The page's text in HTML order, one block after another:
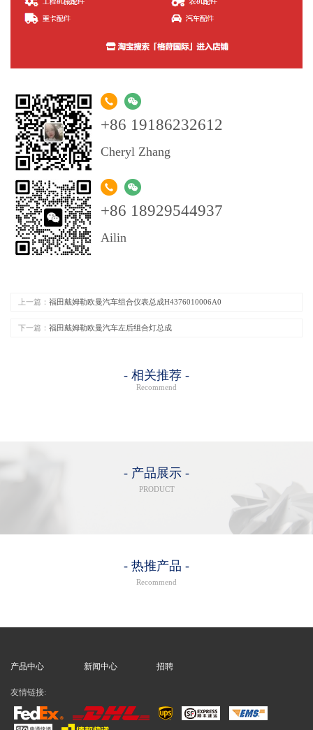
+86 19186232612
Cheryl Zhang
+86 18929544937
Ailin
上一篇： 福田戴姆勒欧曼汽车组合仪表总成H4376010006A0
下一篇： 福田戴姆勒欧曼汽车左后组合灯总成
- 相关推荐 -
Recommend
- 产品展示 -
PRODUCT
- 热推产品 -
Recommend
产品中心 新闻中心 招聘
友情链接: